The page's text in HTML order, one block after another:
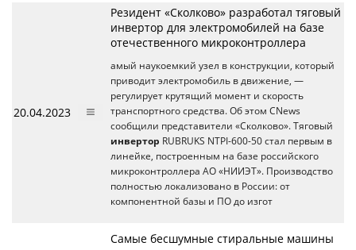
20.04.2023
Резидент «Сколково» разработал тяговый
инвертор для электромобилей на базе
отечественного микроконтроллера
амый наукоемкий узел в конструкции, который
приводит электромобиль в движение, —
регулирует крутящий момент и скорость
транспортного средства. Об этом CNews
сообщили представители «Сколково». Тяговый
инвертор RUBRUKS NTPI-600-50 стал первым в
линейке, построенным на базе российского
микроконтроллера АО «НИИЭТ». Производство
полностью локализовано в России: от
компонентной базы и ПО до изгот
Самые бесшумные стиральные машины